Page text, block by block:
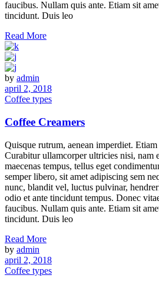
faucibus. Nullam quis ante. Etiam sit
tincidunt. Duis leo
Read More
by admin
april 2, 2018
Coffee types
Coffee Creamers
Quisque rutrum, aenean imperdiet.
Curabitur ullamcorper ultricies nisi, nam
maecenas tempus, tellus eget
semper libero, sit amet adipiscing sem
nunc, blandit vel, luctus pulvinar,
odio et ante tincidunt tempus. Donec
faucibus. Nullam quis ante. Etiam sit
tincidunt. Duis leo
Read More
by admin
april 2, 2018
Coffee types